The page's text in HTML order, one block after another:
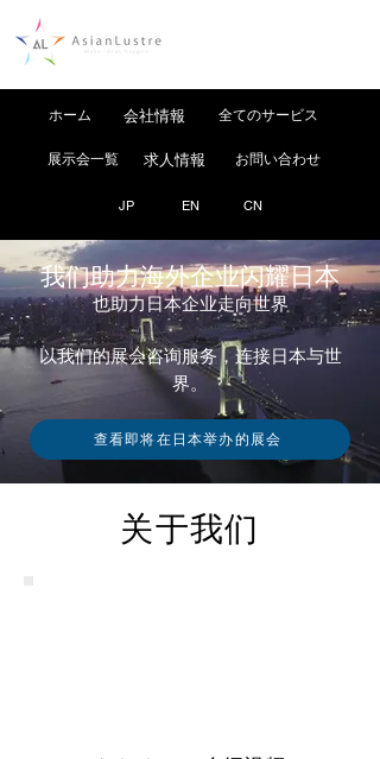
ホーム 会社情報
展示会一覧 求人情報
JP EN
全てのサービス
お問い合わせ
CN
我们助力海外企业闪耀日本
也助力日本企业走向世界
以我们的展会咨询服务，连接日本与世
界。
查看即将在日本举办的展会
关于我们